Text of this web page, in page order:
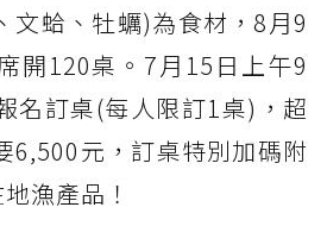
文蛤、牡蠣)為食材，8月9
開120桌。7月15日上午9
名訂桌(每人限訂1桌)，超
6,500元，訂桌特別加碼附
漁產品！